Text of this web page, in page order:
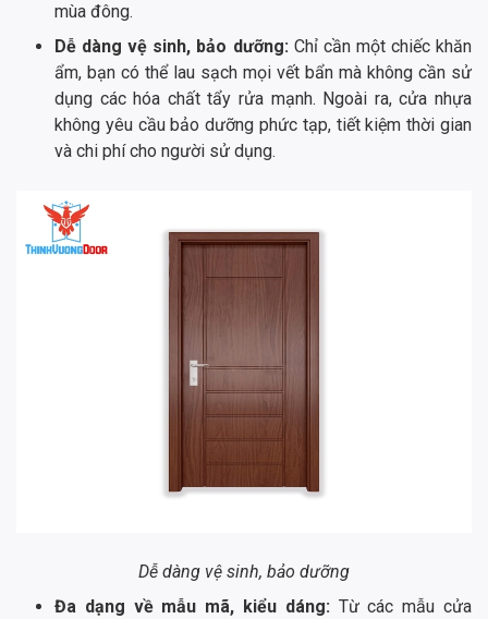
mùa đông.
Dễ dàng vệ sinh, bảo dưỡng:Chỉ cần một chiếc khăn
ẩm, bạn có thể lau sạch mọi vết bẩn mà không cần sử
dụng các hóa chất tẩy rửa mạnh. Ngoài ra, cửa nhựa
không yêu cầu bảo dưỡng phức tạp, tiết kiệm thời gian
và chi phí cho người sử dụng.
Dễ dàng vệ sinh, bảo dưỡng
Đa dạng về mẫu mã, kiểu dáng: Từ các mẫu cửa